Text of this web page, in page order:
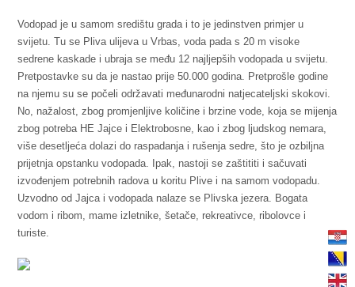
Vodopad je u samom središtu grada i to je jedinstven primjer u
svijetu. Tu se Pliva ulijeva u Vrbas, voda pada s 20 m visoke
sedrene kaskade i ubraja se među 12 najljepših vodopada u svijetu.
Pretpostavke su da je nastao prije 50.000 godina. Pretprošle godine
na njemu su se počeli održavati međunarodni natjecateljski skokovi.
No, nažalost, zbog promjenljive količine i brzine vode, koja se mijenja
zbog potreba HE Jajce i Elektrobosne, kao i zbog ljudskog nemara,
više desetljeća dolazi do raspadanja i rušenja sedre, što je ozbiljna
prijetnja opstanku vodopada. Ipak, nastoji se zaštititi i sačuvati
izvođenjem potrebnih radova u koritu Plive i na samom vodopadu.
Uzvodno od Jajca i vodopada nalaze se Plivska jezera. Bogata
vodom i ribom, mame izletnike, šetače, rekreativce, ribolovce i
turiste.